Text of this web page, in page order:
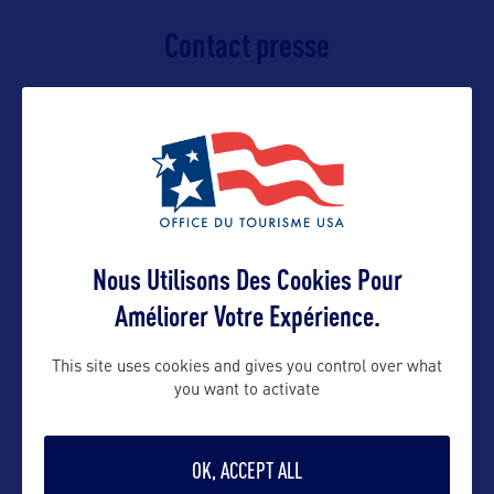
Contact presse
emmanuelle@orkestra-tourism.com
Contact pro
rwinfree@virginia.org
emmanuelle@orkestra-tourism.com
Contact grand public
emmanuelle@orkestra-tourism.com
Nous Utilisons Des Cookies Pour
Améliorer Votre Expérience.
This site uses cookies and gives you control over what
you want to activate
OK, ACCEPT ALL